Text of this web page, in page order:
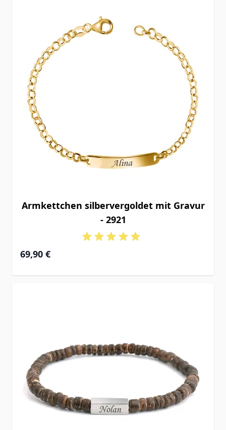
Armkettchen silbervergoldet mit Gravur
- 2921
69,90 €